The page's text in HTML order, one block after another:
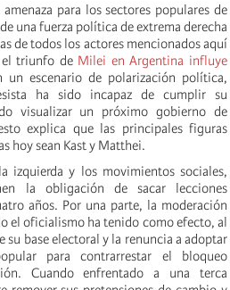
para los sectores populares de
una fuerza política de extrema derecha
de todos los actores mencionados aquí
el triunfo de Milei en Argentina influye
un escenario de polarización política,
ha sido incapaz de cumplir su
visualizar un próximo gobierno de
explica que las principales figuras
hoy sean Kast y Matthei.
izquierda y los movimientos sociales,
la obligación de sacar lecciones
años. Por una parte, la moderación
el oficialismo ha tenido como efecto, al
base electoral y la renuncia a adoptar
para contrarrestar el bloqueo
Cuando enfrentado a una terca